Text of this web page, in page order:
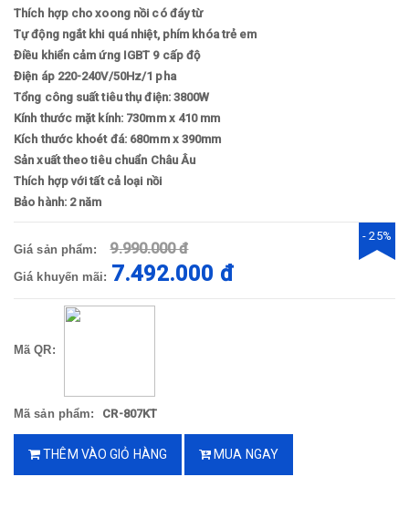
Thích hợp cho xoong nồi có đáy từ
Tự động ngắt khi quá nhiệt, phím khóa trẻ em
Điều khiển cảm ứng IGBT 9 cấp độ
Điện áp 220-240V/50Hz/1 pha
Tổng công suất tiêu thụ điện: 3800W
Kính thước mặt kính: 730mm x 410 mm
Kích thước khoét đá: 680mm x 390mm
Sản xuất theo tiêu chuẩn Châu Âu
Thích hợp với tất cả loại nồi
Bảo hành: 2 năm
Giá sản phẩm: 9.990.000 đ
Giá khuyến mãi: 7.492.000 đ
- 25%
Mã QR:
Mã sản phẩm: CR-807KT
THÊM VÀO GIỎ HÀNG MUA NGAY